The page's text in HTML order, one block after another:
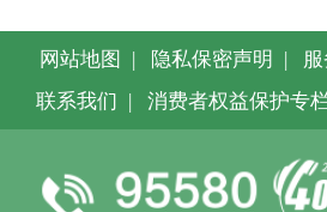
网站地图 | 隐私保密声明 |
联系我们 | 消费者权益保护专